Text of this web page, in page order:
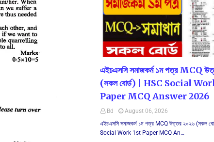
এইচএসসি সমাজকর্ম ১ম পত্র MCQ
(সকল বোর্ড) | HSC Social
Paper MCQ Answer 2026
Bd
August 06, 2026
এইচএসসি সমাজকর্ম ১ম পত্র MCQ উত্তর ২০২৬ (সকল
Social Work 1st Paper MCQ An…